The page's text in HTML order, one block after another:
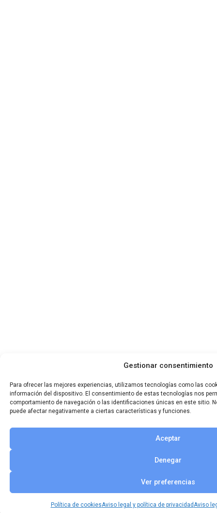
Gestionar consentimiento
Para ofrecer las mejores experiencias, utilizamos tecnologías como las
información del dispositivo. El consentimiento de estas tecnologías nos
comportamiento de navegación o las identificaciones únicas en este sitio.
puede afectar negativamente a ciertas características y funciones.
Aceptar
Denegar
Ver preferencias
Política de cookiesAviso legal y política de privacidadAviso